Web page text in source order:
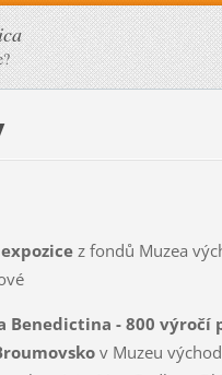
z fondů Muzea
Benedictina - 800 výročí
v Muzeu